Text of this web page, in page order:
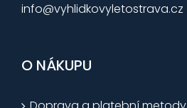
info@vyhlidkovyletostrava.cz
O NÁKUPU